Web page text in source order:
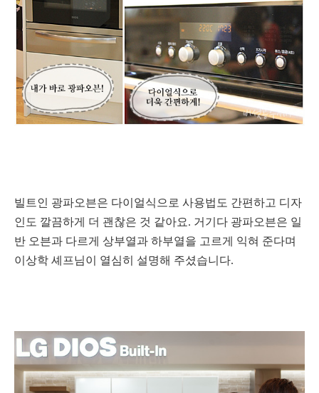
빌트인 광파오븐은 다이얼식으로 사용법도 간편하고 디자
인도 깔끔하게 더 괜찮은 것 같아요. 거기다 광파오븐은 일
반 오븐과 다르게 상부열과 하부열을 고르게 익혀 준다며
이상학 셰프님이 열심히 설명해 주셨습니다.